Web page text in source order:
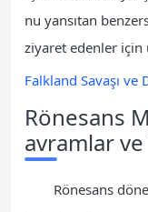
nu yansıtan
ziyaret edenler için
Falkland Savaşı ve
Rönesans
avramlar
Rönesans